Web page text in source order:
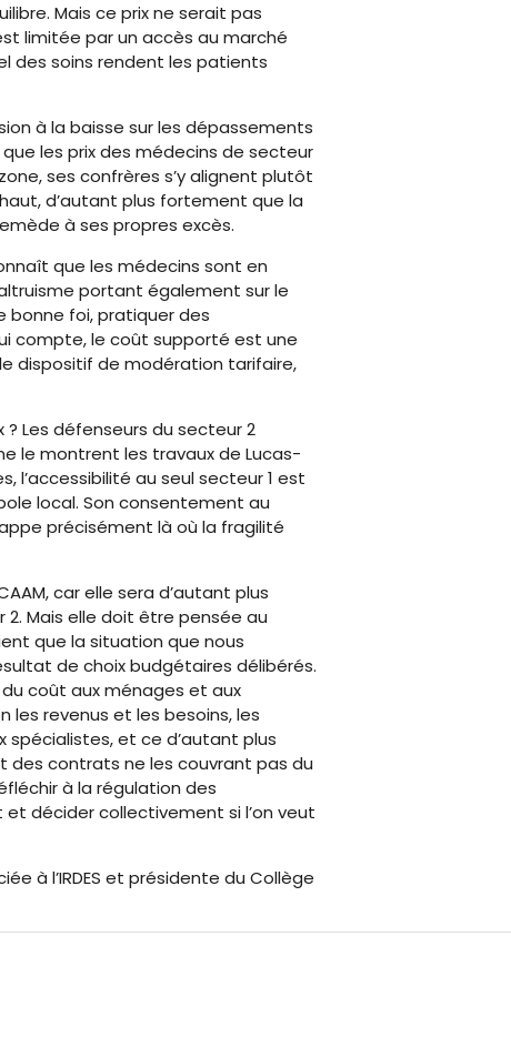
Mais ce prix ne serait pas
limitée par un accès au marché
des soins rendent les patients
à la baisse sur les dépassements
les prix des médecins de secteur
ses confrères s’y alignent plutôt
d’autant plus fortement que la
à ses propres excès.
que les médecins sont en
portant également sur le
bonne foi, pratiquer des
compte, le coût supporté est une
le dispositif de modération tarifaire,
Les défenseurs du secteur 2
le montrent les travaux de Lucas-
l’accessibilité au seul secteur 1 est
local. Son consentement au
précisément là où la fragilité
car elle sera d’autant plus
Mais elle doit être pensée au
que la situation que nous
de choix budgétaires délibérés.
coût aux ménages et aux
les revenus et les besoins, les
et ce d’autant plus
des contrats ne les couvrant pas du
à la régulation des
décider collectivement si l’on veut
à l’IRDES et présidente du Collège